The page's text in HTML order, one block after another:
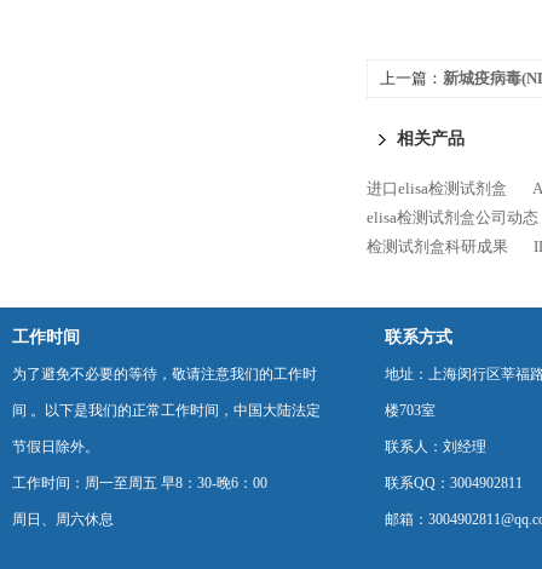
上一篇： 新城疫病毒
相关产品
进口elisa检测试剂盒
elisa检测试剂盒公司动态
检测试剂盒科研成果
工作时间
为了避免不必要的等待，敬请注意我们的工作时
间 。以下是我们的正常工作时间，中国大陆法定
节假日除外。
工作时间：周一至周五 早8：30-晚6：00
周日、周六休息
联系方式
地址：上海闵行区莘福
楼703室
联系人：刘经理
联系QQ：3004902811
邮箱：